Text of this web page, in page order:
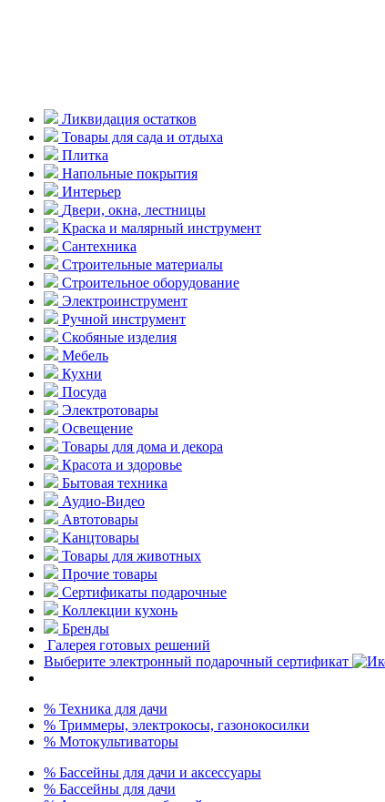
Ликвидация остатков
Товары для сада и отдыха
Плитка
Напольные покрытия
Интерьер
Двери, окна, лестницы
Краска и малярный инструмент
Сантехника
Строительные материалы
Строительное оборудование
Электроинструмент
Ручной инструмент
Скобяные изделия
Мебель
Кухни
Посуда
Электротовары
Освещение
Товары для дома и декора
Красота и здоровье
Бытовая техника
Аудио-Видео
Автотовары
Канцтовары
Товары для животных
Прочие товары
Сертификаты подарочные
Коллекции кухонь
Бренды
Галерея готовых решений
Выберите электронный подарочный сертификат
% Техника для дачи
% Триммеры, электрокосы, газонокосилки
% Мотокультиваторы
% Бассейны для дачи и аксессуары
% Бассейны для дачи